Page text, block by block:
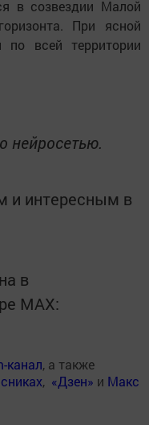
в созвездии Малой
При ясной
по всей территории
нейросетью.
и интересным в
в
MАХ:
канал, а также
, «Дзен» и Макс